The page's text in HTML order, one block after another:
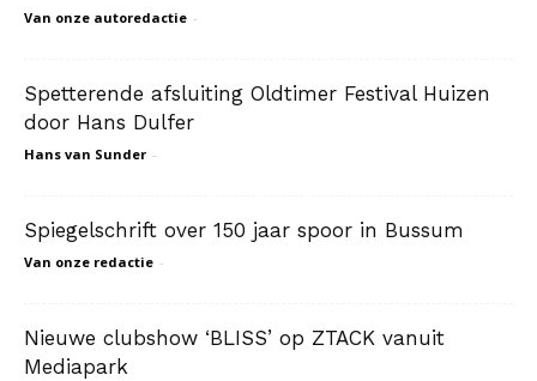
Van onze autoredactie -
Spetterende afsluiting Oldtimer Festival Huizen
door Hans Dulfer
Hans van Sunder -
Spiegelschrift over 150 jaar spoor in Bussum
Van onze redactie -
Nieuwe clubshow ‘BLISS’ op ZTACK vanuit
Mediapark